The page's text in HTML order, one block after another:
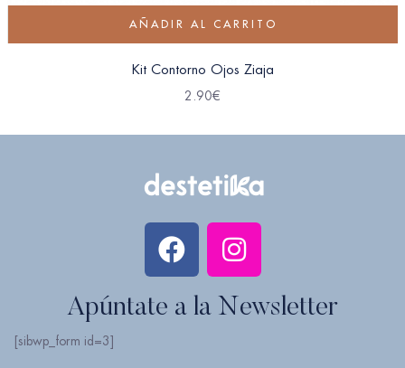
AÑADIR AL CARRITO
Kit Contorno Ojos Ziaja
2.90€
Apúntate a la Newsletter
[sibwp_form id=3]